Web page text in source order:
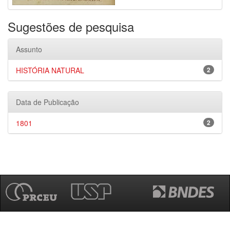
Sugestões de pesquisa
Assunto
2
HISTÓRIA NATURAL
Data de Publicação
2
1801